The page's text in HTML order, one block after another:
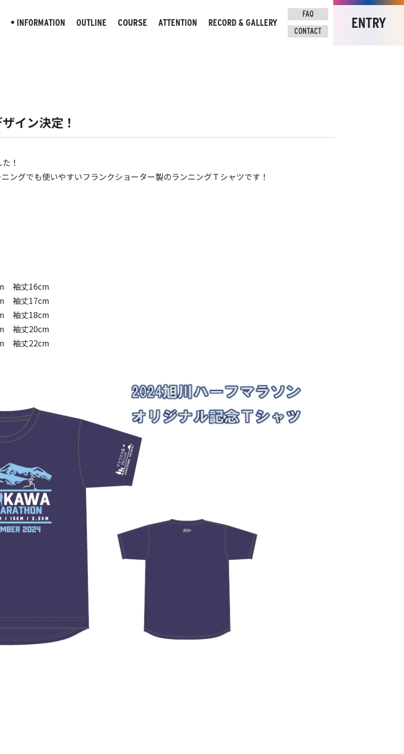
INFORMATION OUTLINE COURSE ATTENTION RECORD & GALLERY
FAQ
FAQ
CONTACT
CONTACT ENTRY
ENTRY
イン決定！
！
ングでも使いやすいフランクショーター製のランニングＴシャツです！
袖丈16cm
袖丈17cm
袖丈18cm
袖丈20cm
袖丈22cm